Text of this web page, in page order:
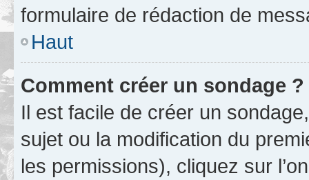
formulaire de rédaction de
Haut
Comment créer un sondage ?
Il est facile de créer un
sujet ou la modification du
les permissions), cliquez sur